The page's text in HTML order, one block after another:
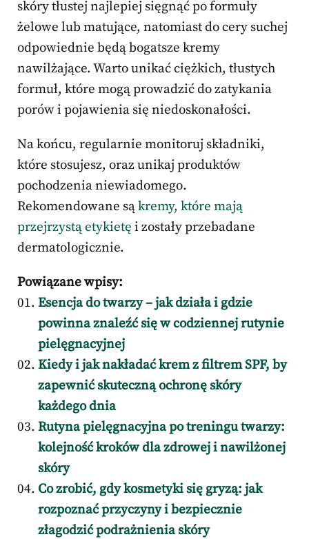
skóry tłustej najlepiej sięgnąć po formuły
żelowe lub matujące, natomiast do cery suchej
odpowiednie będą bogatsze kremy
nawilżające. Warto unikać ciężkich, tłustych
formuł, które mogą prowadzić do zatykania
porów i pojawienia się niedoskonałości.
Na końcu, regularnie monitoruj składniki,
które stosujesz, oraz unikaj produktów
pochodzenia niewiadomego.
Rekomendowane sąkremy, które mają
przejrzystą etykietę i zostały przebadane
dermatologicznie.
Powiązane wpisy:
Esencja do twarzy – jak działa i gdzie
powinna znaleźć się w codziennej rutynie
pielęgnacyjnej
Kiedy i jak nakładać krem z filtrem SPF, by
zapewnić skuteczną ochronę skóry
każdego dnia
Rutyna pielęgnacyjna po treningu twarzy:
kolejność kroków dla zdrowej i nawilżonej
skóry
Co zrobić, gdy kosmetyki się gryzą: jak
rozpoznać przyczyny i bezpiecznie
złagodzić podrażnienia skóry